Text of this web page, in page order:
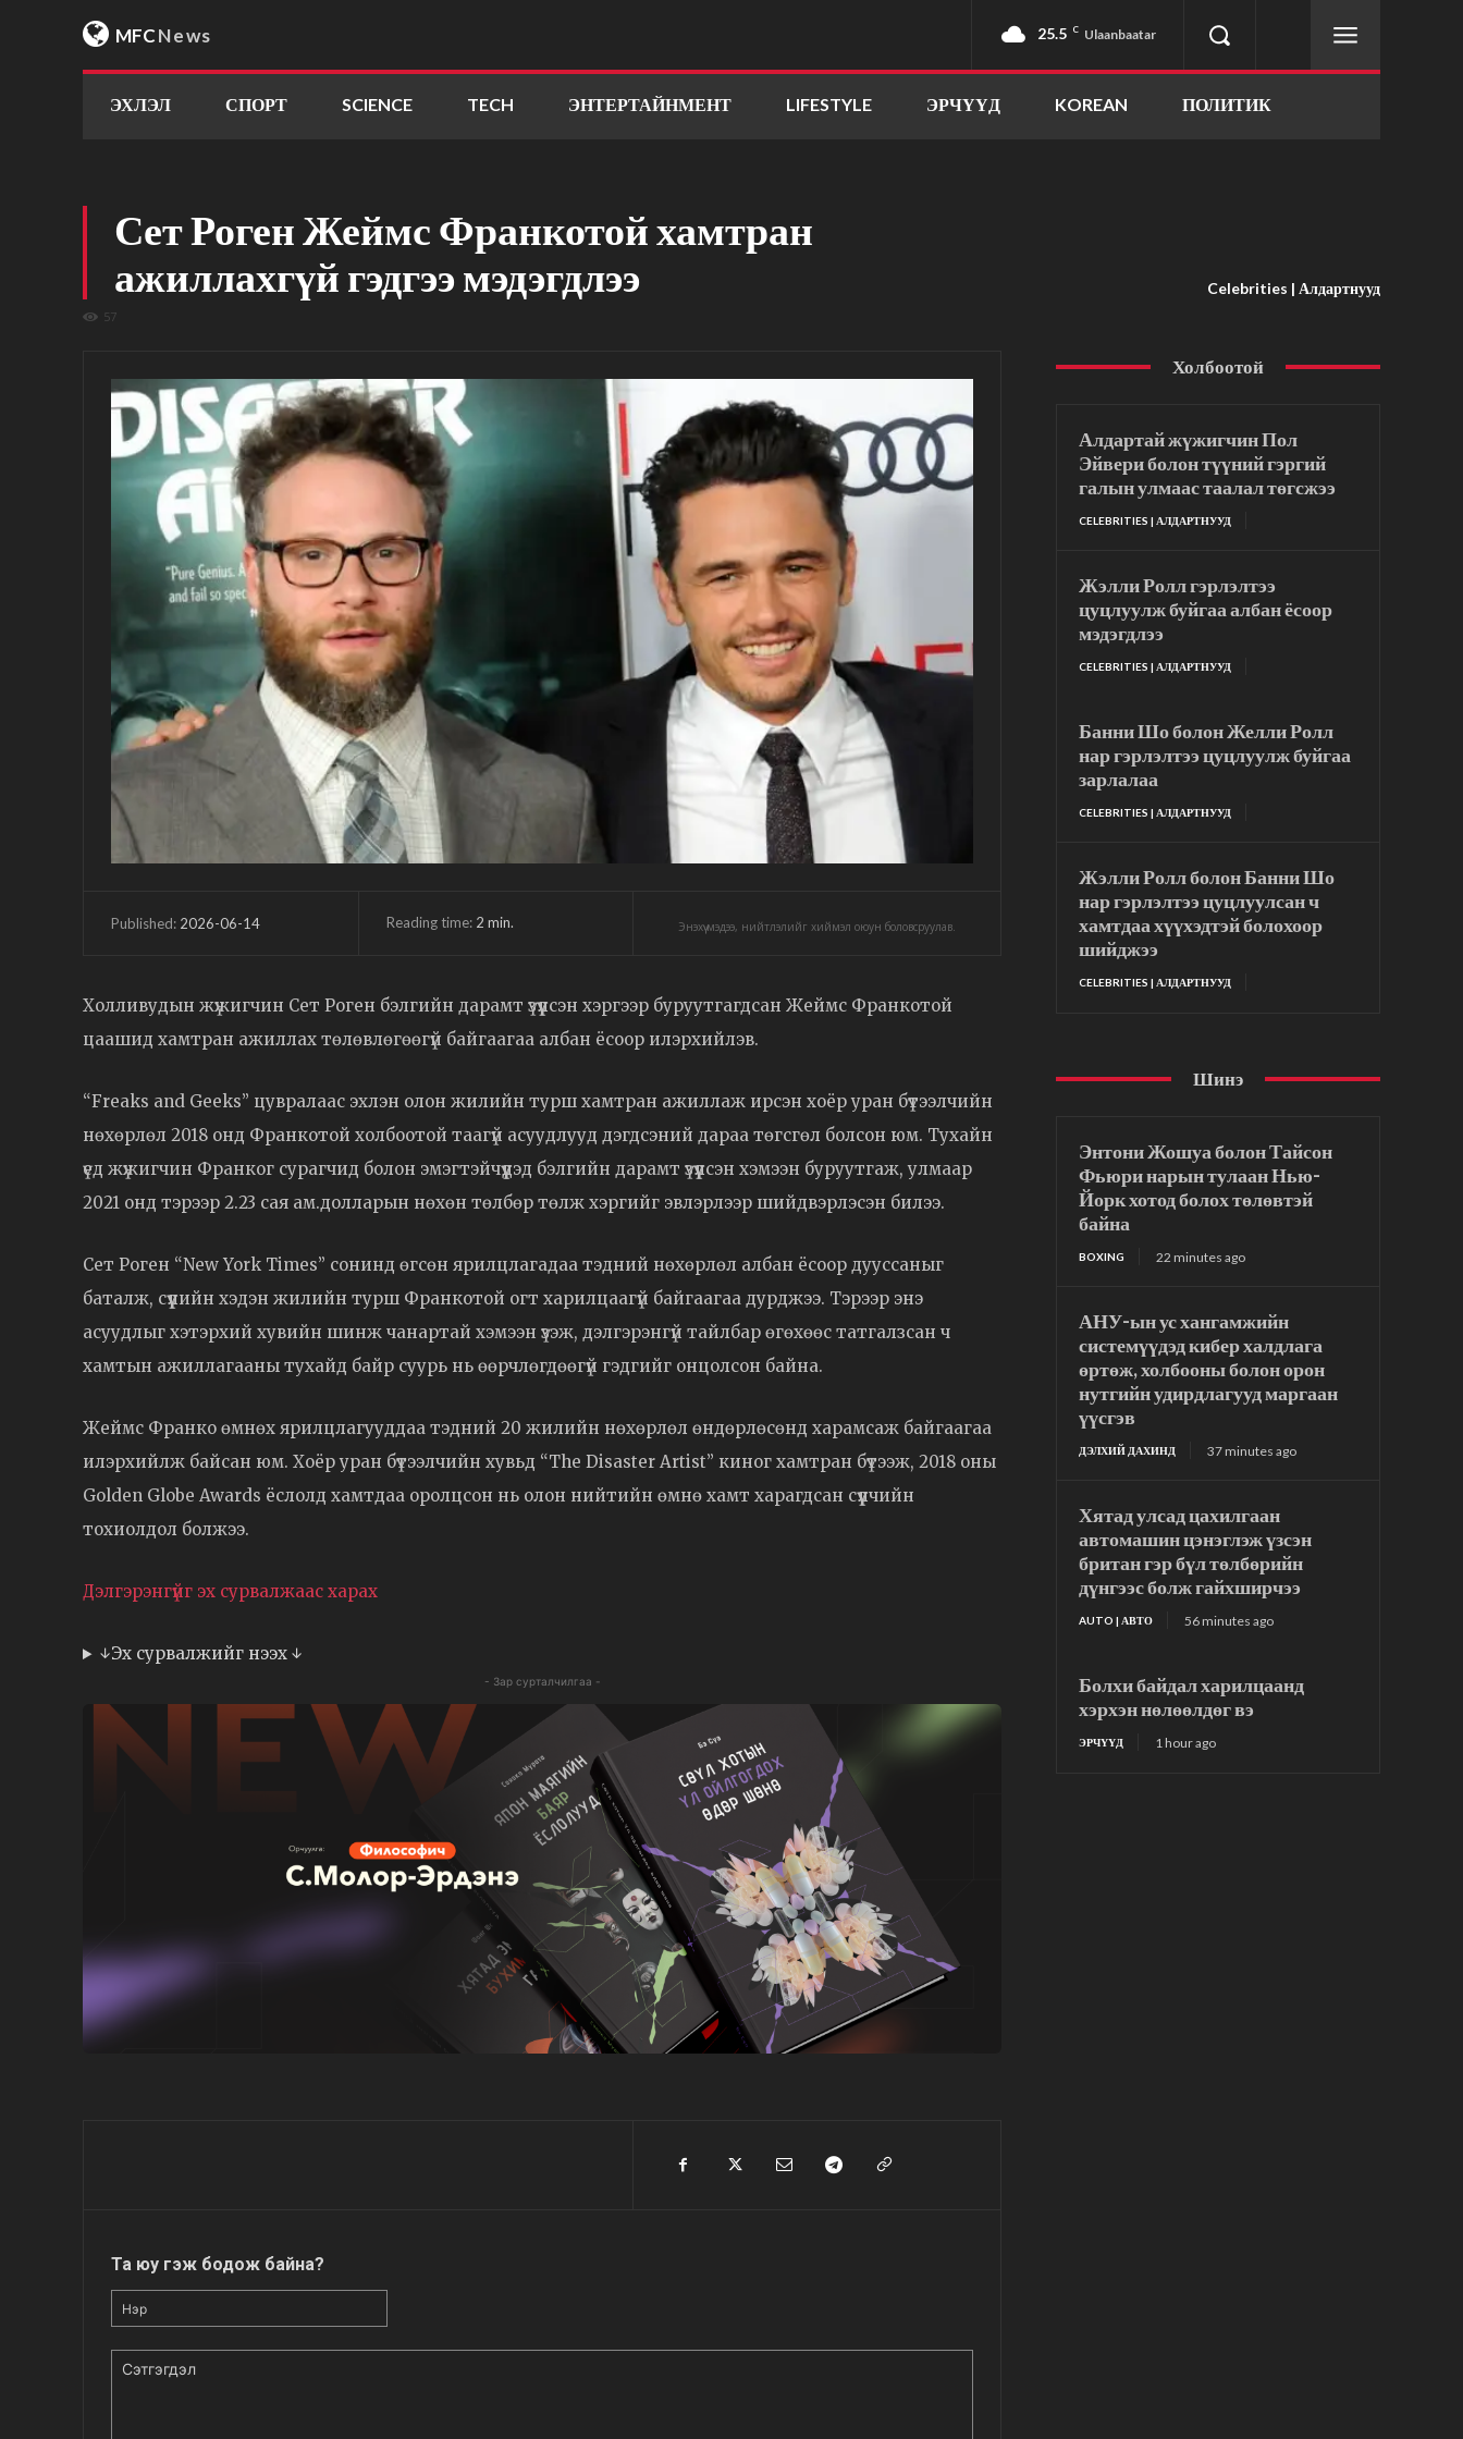
MFCNews 25.5 C Ulaanbaatar
ЭХЛЭЛ СПОРТ SCIENCE TECH ЭНТЕРТАЙНМЕНТ LIFESTYLE ЭРЧҮҮД KOREAN ПОЛИТИК
Сет Роген Жеймс Франкотой хамтран
ажиллахгүй гэдгээ мэдэгдлээ
57
Celebrities | Алдартнууд
Published: 2026-06-14 Reading time: 2 min. Энэхүү мэдээ, нийтлэлийг хиймэл оюун боловсруулав.
Холливудын жүжигчин Сет Роген бэлгийн дарамт үзүүлсэн хэргээр буруутгагдсан Жеймс Франкотой
цаашид хамтран ажиллах төлөвлөгөөгүй байгаагаа албан ёсоор илэрхийлэв.
“Freaks and Geeks” цувралаас эхлэн олон жилийн турш хамтран ажиллаж ирсэн хоёр уран бүтээлчийн
нөхөрлөл 2018 онд Франкотой холбоотой таагүй асуудлууд дэгдсэний дараа төгсгөл болсон юм. Тухайн
үед жүжигчин Франког сурагчид болон эмэгтэйчүүдэд бэлгийн дарамт үзүүлсэн хэмээн буруутгаж, улмаар
2021 онд тэрээр 2.23 сая ам.долларын нөхөн төлбөр төлж хэргийг эвлэрлээр шийдвэрлэсэн билээ.
Сет Роген “New York Times” сонинд өгсөн ярилцлагадаа тэдний нөхөрлөл албан ёсоор дууссаныг
баталж, сүүлийн хэдэн жилийн турш Франкотой огт харилцаагүй байгаагаа дурджээ. Тэрээр энэ
асуудлыг хэтэрхий хувийн шинж чанартай хэмээн үзэж, дэлгэрэнгүй тайлбар өгөхөөс татгалзсан ч
хамтын ажиллагааны тухайд байр суурь нь өөрчлөгдөөгүй гэдгийг онцолсон байна.
Жеймс Франко өмнөх ярилцлагууддаа тэдний 20 жилийн нөхөрлөл өндөрлөсөнд харамсаж байгаагаа
илэрхийлж байсан юм. Хоёр уран бүтээлчийн хувьд “The Disaster Artist” киног хамтран бүтээж, 2018 оны
Golden Globe Awards ёслолд хамтдаа оролцсон нь олон нийтийн өмнө хамт харагдсан сүүлчийн
тохиолдол болжээ.
Дэлгэрэнгүйг эх сурвалжаас харах
↓Эх сурвалжийг нээх ↓
- Зар сурталчилгаа -
Та юу гэж бодож байна?
Холбоотой
Алдартай жүжигчин Пол
Эйвери болон түүний гэргий
галын улмаас таалал төгсжээ
CELEBRITIES | АЛДАРТНУУД
Жэлли Ролл гэрлэлтээ
цуцлуулж буйгаа албан ёсоор
мэдэгдлээ
CELEBRITIES | АЛДАРТНУУД
Банни Шо болон Желли Ролл
нар гэрлэлтээ цуцлуулж буйгаа
зарлалаа
CELEBRITIES | АЛДАРТНУУД
Жэлли Ролл болон Банни Шо
нар гэрлэлтээ цуцлуулсан ч
хамтдаа хүүхэдтэй болохоор
шийджээ
CELEBRITIES | АЛДАРТНУУД
Шинэ
Энтони Жошуа болон Тайсон
Фьюри нарын тулаан Нью-
Йорк хотод болох төлөвтэй
байна
BOXING 22 minutes ago
АНУ-ын ус хангамжийн
системүүдэд кибер халдлага
өртөж, холбооны болон орон
нутгийн удирдлагууд маргаан
үүсгэв
ДЭЛХИЙ ДАХИНД 37 minutes ago
Хятад улсад цахилгаан
автомашин цэнэглэж үзсэн
британ гэр бүл төлбөрийн
дүнгээс болж гайхширчээ
AUTO | АВТО 56 minutes ago
Болхи байдал харилцаанд
хэрхэн нөлөөлдөг вэ
ЭРЧҮҮД 1 hour ago